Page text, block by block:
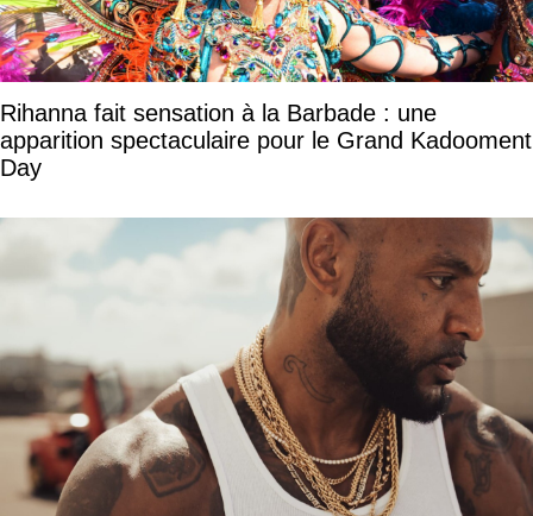
Rihanna fait sensation à la Barbade : une
apparition spectaculaire pour le Grand Kadooment
Day